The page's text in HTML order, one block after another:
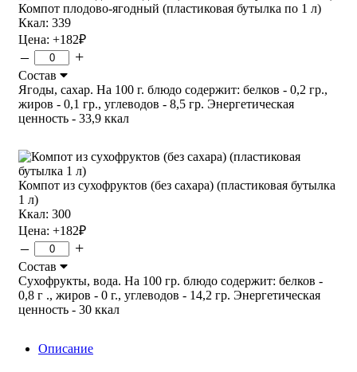
Компот плодово-ягодный (пластиковая бутылка по 1 л)
Ккал: 339
Цена: +182₽
– +
Состав
Ягоды, сахар. На 100 г. блюдо содержит: белков - 0,2 гр.,
жиров - 0,1 гр., углеводов - 8,5 гр. Энергетическая
ценность - 33,9 ккал
Компот из сухофруктов (без сахара) (пластиковая бутылка
1 л)
Ккал: 300
Цена: +182₽
– +
Состав
Сухофрукты, вода. На 100 гр. блюдо содержит: белков -
0,8 г ., жиров - 0 г., углеводов - 14,2 гр. Энергетическая
ценность - 30 ккал
Описание